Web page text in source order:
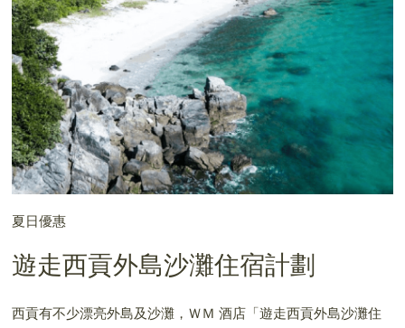
夏日優惠
遊走西貢外島沙灘住宿計劃
西貢有不少漂亮外島及沙灘，ＷＭ 酒店「遊走西貢外島沙灘住